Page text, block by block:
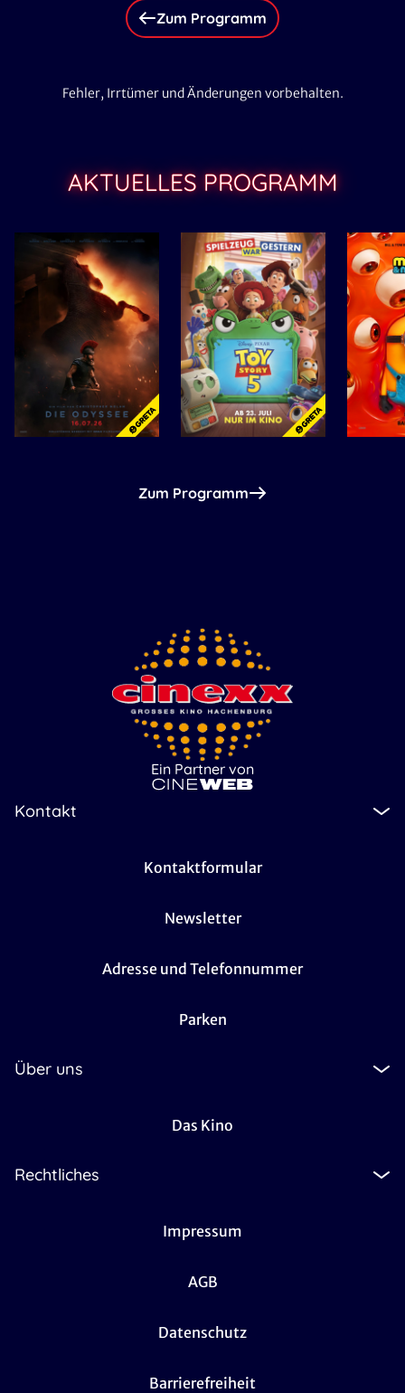
Zum Programm
Fehler, Irrtümer und Änderungen vorbehalten.
AKTUELLES PROGRAMM
Zum Programm
Ein Partner von
Kontakt
Kontaktformular
Newsletter
Adresse und Telefonnummer
Parken
Über uns
Das Kino
Rechtliches
Impressum
AGB
Datenschutz
Barrierefreiheit